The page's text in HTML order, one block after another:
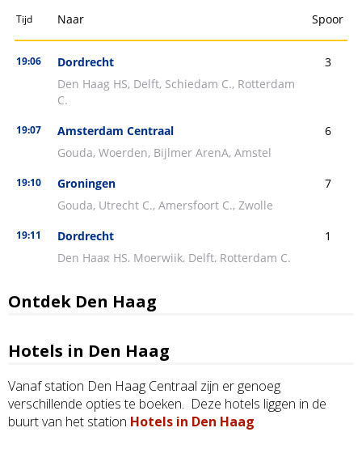
Ontdek Den Haag
Hotels in Den Haag
Vanaf station Den Haag Centraal zijn er genoeg
verschillende opties te boeken. Deze hotels liggen in de
buurt van het station Hotels in Den Haag